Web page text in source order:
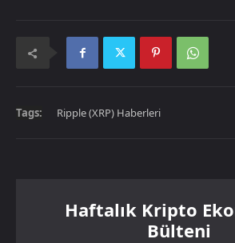
Tags: Ripple (XRP) Haberleri
Haftalık Kripto
Bülteni